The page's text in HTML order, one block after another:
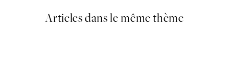
Articles dans le même thème